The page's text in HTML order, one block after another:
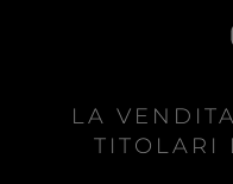
LA
TITOLARI